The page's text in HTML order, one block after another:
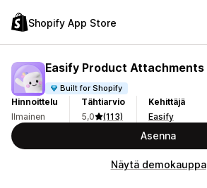
Shopify App Store
Easify Product Attachments
Built for Shopify
Hinnoittelu
Ilmainen
Tähtiarvio
5,0
(113)
Kehittäjä
Easify
Asenna
Näytä demokauppa